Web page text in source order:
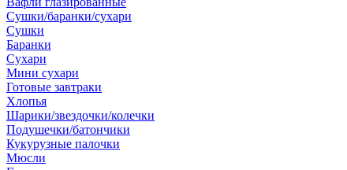
Сушки/баранки/сухари
Сушки
Баранки
Сухари
Мини сухари
Готовые завтраки
Хлопья
Шарики/звездочки/колечки
Подушечки/батончики
Кукурузные палочки
Мюсли